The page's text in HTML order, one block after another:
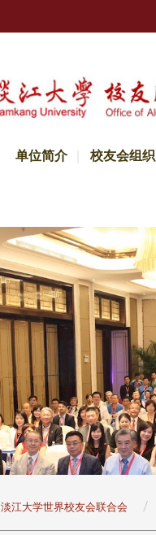
单位简介 校友会组织
淡江大学世界校友会联合会